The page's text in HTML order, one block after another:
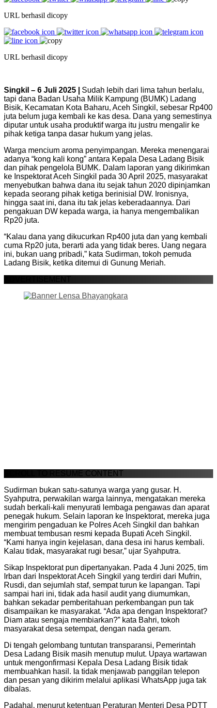
URL berhasil dicopy
URL berhasil dicopy
Singkil – 6 Juli 2025 | Sudah lebih dari lima tahun berlalu,
tapi dana Badan Usaha Milik Kampung (BUMK) Ladang
Bisik, Kecamatan Kota Baharu, Aceh Singkil, sebesar Rp400
juta belum juga kembali ke kas desa. Dana yang semestinya
diputar untuk usaha produktif warga itu justru mengalir ke
pihak ketiga tanpa dasar hukum yang jelas.
Warga mencium aroma penyimpangan. Mereka menengarai
adanya “kong kali kong” antara Kepala Desa Ladang Bisik
dan pihak pengelola BUMK. Dalam laporan yang dikirimkan
ke Inspektorat Aceh Singkil pada 30 April 2025, masyarakat
menyebutkan bahwa dana itu sejak tahun 2020 dipinjamkan
kepada seorang pihak ketiga berinisial DW. Ironisnya,
hingga saat ini, dana itu tak jelas keberadaannya. Dari
pengakuan DW kepada warga, ia hanya mengembalikan
Rp20 juta.
“Kalau dana yang dikucurkan Rp400 juta dan yang kembali
cuma Rp20 juta, berarti ada yang tidak beres. Uang negara
ini, bukan uang pribadi,” kata Sudirman, tokoh pemuda
Ladang Bisik, ketika ditemui di Gunung Meriah.
ADVERTISEMENT
SCROLL TO RESUME CONTENT
Sudirman bukan satu-satunya warga yang gusar. H.
Syahputra, perwakilan warga lainnya, mengatakan mereka
sudah berkali-kali menyurati lembaga pengawas dan aparat
penegak hukum. Selain laporan ke Inspektorat, mereka juga
mengirim pengaduan ke Polres Aceh Singkil dan bahkan
membuat tembusan resmi kepada Bupati Aceh Singkil.
“Kami hanya ingin kejelasan, dana desa ini harus kembali.
Kalau tidak, masyarakat rugi besar,” ujar Syahputra.
Sikap Inspektorat pun dipertanyakan. Pada 4 Juni 2025, tim
Irban dari Inspektorat Aceh Singkil yang terdiri dari Mufrin,
Rusdi, dan sejumlah staf, sempat turun ke lapangan. Tapi
sampai hari ini, tidak ada hasil audit yang diumumkan,
bahkan sekadar pemberitahuan perkembangan pun tak
disampaikan ke masyarakat. “Ada apa dengan Inspektorat?
Diam atau sengaja membiarkan?” kata Bahri, tokoh
masyarakat desa setempat, dengan nada geram.
Di tengah gelombang tuntutan transparansi, Pemerintah
Desa Ladang Bisik masih menutup mulut. Upaya wartawan
untuk mengonfirmasi Kepala Desa Ladang Bisik tidak
membuahkan hasil. Ia tidak menjawab panggilan telepon
dan pesan yang dikirim melalui aplikasi WhatsApp juga tak
dibalas.
Padahal, menurut ketentuan Peraturan Menteri Desa PDTT